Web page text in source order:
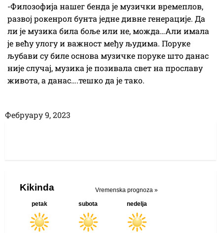
-Филозофија нашег бенда је музички времеплов,
развој рокенрол бунта једне дивне генерације. Да
ли је музика била боље или не, можда…Али имала
је већу улогу и важност међу људима. Поруке
љубави су биле основа музичке поруке што данас
није случај, музика је позивала свет на прославу
живота, а данас….тешко да је тако.
Фебруарy 9, 2023